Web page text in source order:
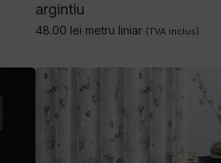
argintiu
48.00 lei metru liniar (TVA inclus)